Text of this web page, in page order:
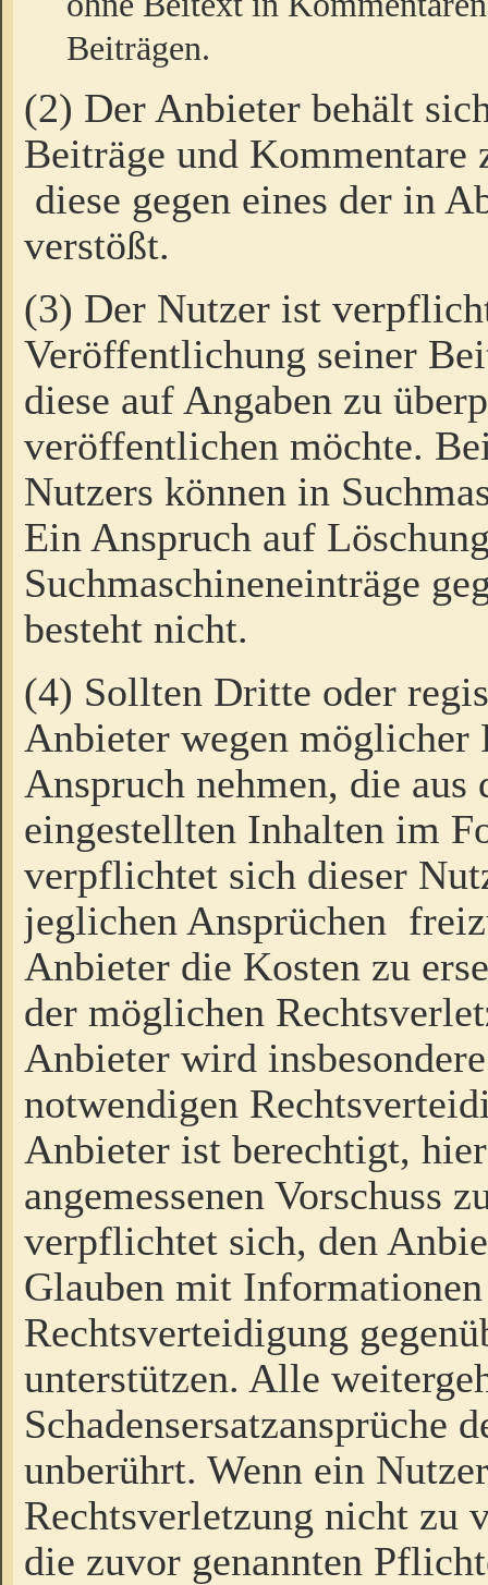
Beiträgen.
(2) Der Anbieter behält
Beiträge und Kommentare
diese gegen eines der in
verstößt.
(3) Der Nutzer ist
Veröffentlichung seiner
diese auf Angaben zu
veröffentlichen möchte.
Nutzers können in
Ein Anspruch auf
Suchmaschineneinträge
besteht nicht.
(4) Sollten Dritte oder
Anbieter wegen möglicher
Anspruch nehmen, die
eingestellten Inhalten im
verpflichtet sich dieser
jeglichen Ansprüchen
Anbieter die Kosten zu
der möglichen
Anbieter wird
notwendigen
Anbieter ist berechtigt,
angemessenen Vorschuss
verpflichtet sich, den
Glauben mit
Rechtsverteidigung
unterstützen. Alle
Schadensersatzansprüche
unberührt. Wenn ein
Rechtsverletzung nicht zu
die zuvor genannten